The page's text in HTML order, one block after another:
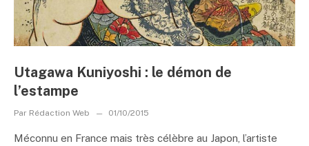
Utagawa Kuniyoshi : le démon de
l’estampe
Par Rédaction Web 01/10/2015
Méconnu en France mais très célèbre au Japon, l’artiste